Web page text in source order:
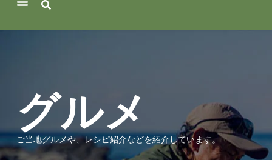
グルメ
ご当地グルメや、レシピ紹介などを紹介しています。